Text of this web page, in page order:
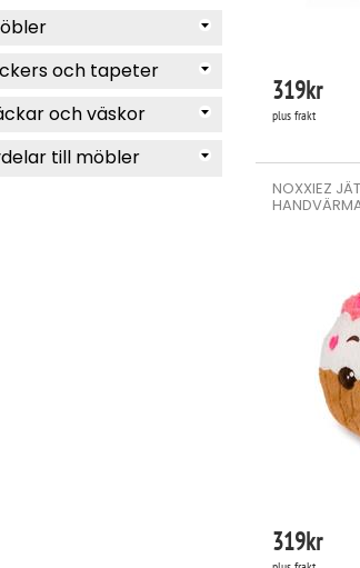
och tapeter
och väskor
till möbler
319kr
plus frakt
NOXXIEZ
319kr